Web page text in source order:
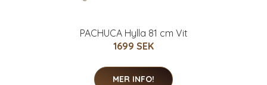
PACHUCA Hylla 81 cm Vit
1699 SEK
MER INFO!